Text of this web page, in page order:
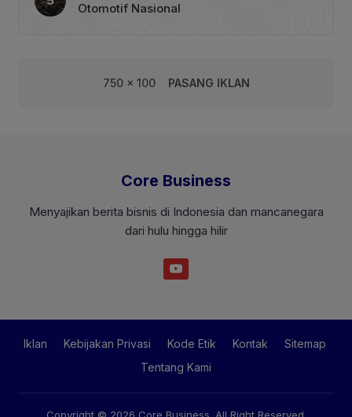
Otomotif Nasional
750 x 100 PASANG IKLAN
Core Business
Menyajikan berita bisnis di Indonesia dan mancanegara
dari hulu hingga hilir
Iklan Kebijakan Privasi Kode Etik Kontak
Sitemap
Tentang Kami
Copyright © 2026 Core Business . All Right Reserved.